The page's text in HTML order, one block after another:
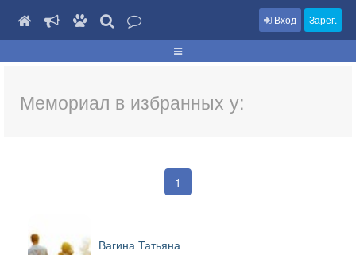
Вход Зарег.
Мемориал в избранных у:
1
Вагина Татьяна